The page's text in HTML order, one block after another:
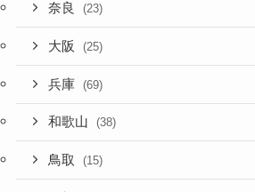
奈良 (23)
大阪 (25)
兵庫 (69)
和歌山 (38)
鳥取 (15)